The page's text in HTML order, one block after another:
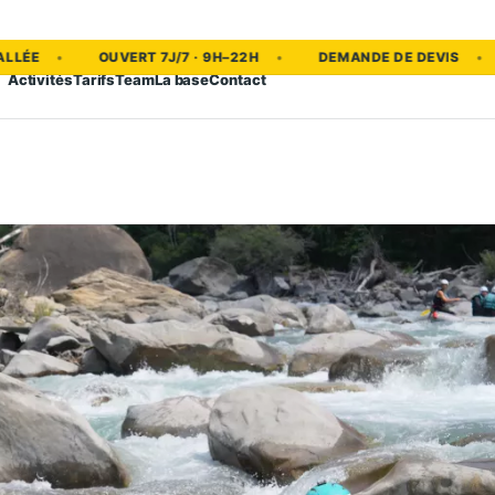
OUVERT 7J/7 · 9H–22H DEMANDE DE DEVIS EAU
ActivitésTarifsTeamLa baseContact